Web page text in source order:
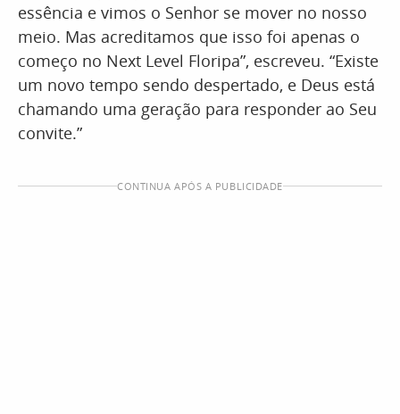
essência e vimos o Senhor se mover no nosso
meio. Mas acreditamos que isso foi apenas o
começo no Next Level Floripa”, escreveu. “Existe
um novo tempo sendo despertado, e Deus está
chamando uma geração para responder ao Seu
convite.”
CONTINUA APÓS A PUBLICIDADE